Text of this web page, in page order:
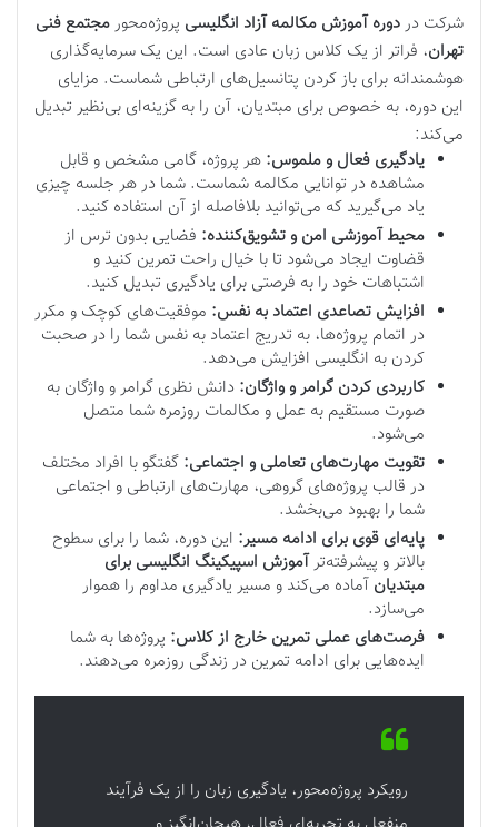
شرکت دردوره آموزش مکالمه آزاد انگلیسی پروژه‌محورمجتمع فنی
تهران، فراتر از یک کلاس زبان عادی است. این یک سرمایه‌گذاری
هوشمندانه برای باز کردن پتانسیل‌های ارتباطی شماست. مزایای
این دوره، به خصوص برای مبتدیان، آن را به گزینه‌ای بی‌نظیر تبدیل
می‌کند:
یادگیری فعال و ملموس: هر پروژه، گامی مشخص و قابل
مشاهده در توانایی مکالمه شماست. شما در هر جلسه چیزی
یاد می‌گیرید که می‌توانید بلافاصله از آن استفاده کنید.
محیط آموزشی امن و تشویق‌کننده: فضایی بدون ترس از
قضاوت ایجاد می‌شود تا با خیال راحت تمرین کنید و
اشتباهات خود را به فرصتی برای یادگیری تبدیل کنید.
افزایش تصاعدی اعتماد به نفس: موفقیت‌های کوچک و مکرر
در اتمام پروژه‌ها، به تدریج اعتماد به نفس شما را در صحبت
کردن به انگلیسی افزایش می‌دهد.
کاربردی کردن گرامر و واژگان: دانش نظری گرامر و واژگان به
صورت مستقیم به عمل و مکالمات روزمره شما متصل
می‌شود.
تقویت مهارت‌های تعاملی و اجتماعی: گفتگو با افراد مختلف
در قالب پروژه‌های گروهی، مهارت‌های ارتباطی و اجتماعی
شما را بهبود می‌بخشد.
پایه‌ای قوی برای ادامه مسیر: این دوره، شما را برای سطوح
بالاتر و پیشرفته‌ترآموزش اسپیکینگ انگلیسی برای
مبتدیان آماده می‌کند و مسیر یادگیری مداوم را هموار
می‌سازد.
فرصت‌های عملی تمرین خارج از کلاس: پروژه‌ها به شما
ایده‌هایی برای ادامه تمرین در زندگی روزمره می‌دهند.
رویکرد پروژه‌محور، یادگیری زبان را از یک فرآیند